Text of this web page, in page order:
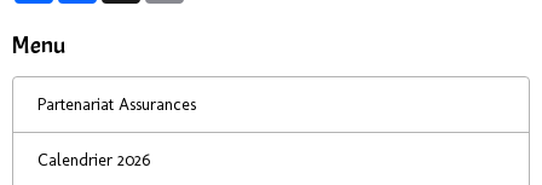
Menu
Partenariat Assurances
Calendrier 2026